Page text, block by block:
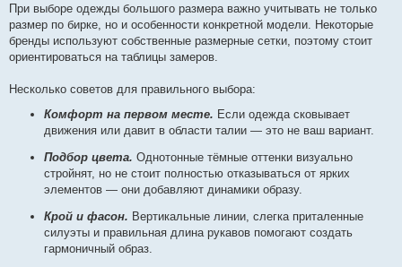
При выборе одежды большого размера важно учитывать не только
размер по бирке, но и особенности конкретной модели. Некоторые
бренды используют собственные размерные сетки, поэтому стоит
ориентироваться на таблицы замеров.
Несколько советов для правильного выбора:
Комфорт на первом месте. Если одежда сковывает
движения или давит в области талии — это не ваш вариант.
Подбор цвета. Однотонные тёмные оттенки визуально
стройнят, но не стоит полностью отказываться от ярких
элементов — они добавляют динамики образу.
Крой и фасон. Вертикальные линии, слегка приталенные
силуэты и правильная длина рукавов помогают создать
гармоничный образ.